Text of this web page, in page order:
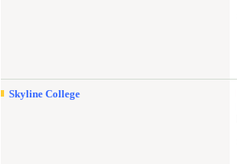
Skyline College